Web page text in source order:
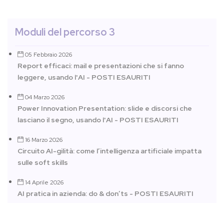
Moduli del percorso 3
05 Febbraio 2026
Report efficaci: mail e presentazioni che si fanno
leggere, usando l'AI - POSTI ESAURITI
04 Marzo 2026
Power Innovation Presentation: slide e discorsi che
lasciano il segno, usando l'AI - POSTI ESAURITI
16 Marzo 2026
Circuito AI-gilità: come l’intelligenza artificiale impatta
sulle soft skills
14 Aprile 2026
AI pratica in azienda: do & don’ts - POSTI ESAURITI